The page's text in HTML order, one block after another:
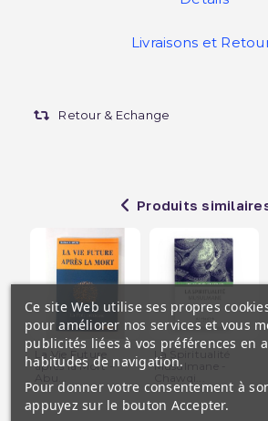
Livraisons et
Retour & Echange
Produits
La Vie Future
après la Mort -
La Spiritualité
Musulmane -
Ce site Web utilise ses propres
pour améliorer nos services et vous
publicités liées à vos préférences en
habitudes de navigation.
Pour donner votre consentement à
appuyez sur le bouton Accepter.